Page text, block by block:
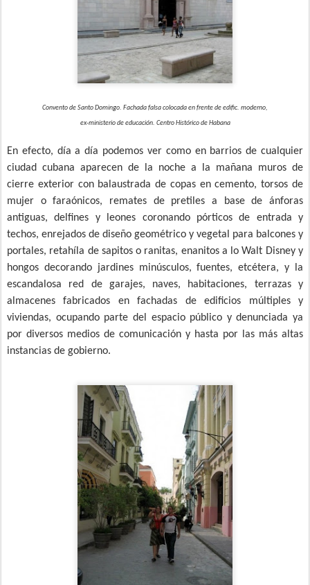
Convento de Santo Domingo. Fachada falsa colocada en frente de edific. moderno,
ex-ministerio de educación. Centro Histórico de Habana
En efecto, día a día podemos ver como en barrios de cualquier
ciudad cubana aparecen de la noche a la mañana muros de
cierre exterior con balaustrada de copas en cemento, torsos de
mujer o faraónicos, remates de pretiles a base de ánforas
antiguas, delfines y leones coronando pórticos de entrada y
techos, enrejados de diseño geométrico y vegetal para balcones y
portales, retahíla de sapitos o ranitas, enanitos a lo Walt Disney y
hongos decorando jardines minúsculos, fuentes, etcétera, y la
escandalosa red de garajes, naves, habitaciones, terrazas y
almacenes fabricados en fachadas de edificios múltiples y
viviendas, ocupando parte del espacio público y denunciada ya
por diversos medios de comunicación y hasta por las más altas
instancias de gobierno.